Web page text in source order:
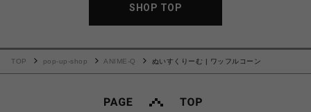
SHOP TOP
TOP pop-up-shop ANIME-Q ぬいすくりーむ | ワッフルコーン